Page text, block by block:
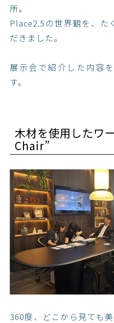
所。​
Place2.5の世界観を、た
だきました。
展示会で紹介した内容
す。
木材を使用したワ
Chair”
360度、どこから見ても